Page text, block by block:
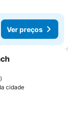
Ver preços
favoritos
cidade